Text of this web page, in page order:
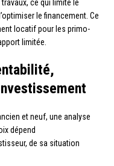
ce qui limite le
le financement. Ce
locatif pour les primo-
limitée.
et neuf, une analyse
dépend
de sa situation